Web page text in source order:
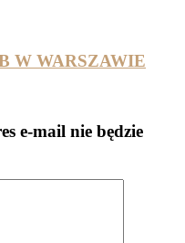
W WARSZAWIE
e-mail nie będzie